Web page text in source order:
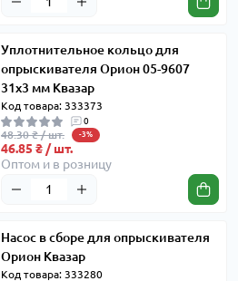
Уплотнительное кольцо для
опрыскивателя Орион 05-9607
31х3 мм Квазар
Код товара: 333373
0
48.30 ₴ / шт. -3%
46.85 ₴ / шт.
Оптом и в розницу
Насос в сборе для опрыскивателя
Орион Квазар
Код товара: 333280